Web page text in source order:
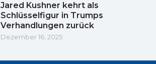
Jared Kushner kehrt als
Schlüsselfigur in Trumps
Verhandlungen zurück
Dezember 16, 2025